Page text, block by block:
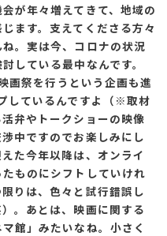
が年々増えてきて、地域の
ます。支えてくださる方々
。実は今、コロナの状況
している最中なんです。
画祭を行うという企画も進
しているんですよ（※取材
弁やトークショーの映像
中ですのでお楽しみにし
た今年以降は、オンライ
ものにシフトしていけれ
りは、色々と試行錯誤し
。あとは、映画に関する
館」みたいなね。小さく